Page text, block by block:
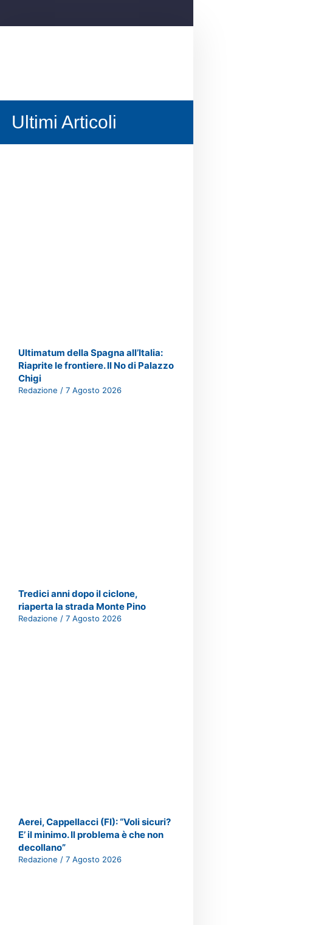
Ultimi Articoli
Ultimatum della Spagna all’Italia:
Riaprite le frontiere. Il No di Palazzo
Chigi
Redazione 7 Agosto 2026
Tredici anni dopo il ciclone,
riaperta la strada Monte Pino
Redazione 7 Agosto 2026
Aerei, Cappellacci (FI): “Voli sicuri?
E’ il minimo. Il problema è che non
decollano”
Redazione 7 Agosto 2026